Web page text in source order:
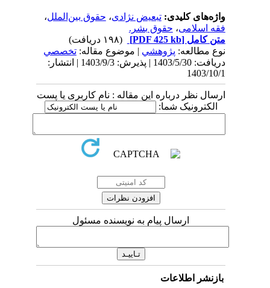
واژه‌های کلیدی:تبعیض نژادی،حقوق بین‌الملل،
فقه اسلامی،حقوق بشر.
متن کامل[PDF 425 kb]
نوع مطالعه:پژوهشي| موضوع مقاله:تخصصي
دریافت: 1403/5/30 | پذیرش: 1403/9/3 | انتشار:
1403/10/1
ارسال نظر درباره این مقاله : نام کاربری یا پست
الکترونیک شما:
ارسال پیام به نویسنده مسئول
بازنشر اطلاعات